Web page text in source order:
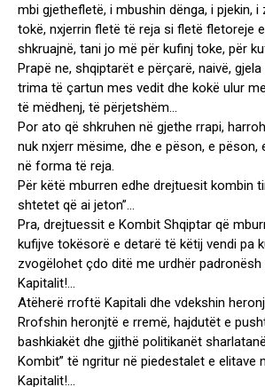
mbi gjethefletë, i mbushin dënga, i pjekin, i
tokë, nxjerrin fletë të reja si fletë fletoreje
shkruajnë, tani jo më për kufinj toke, për
Prapë ne, shqiptarët e përçarë, naivë,
trima të çartun mes vedit dhe kokë ulur
të mëdhenj, të përjetshëm…
Por ato që shkruhen në gjethe rrapi,
nuk nxjerr mësime, dhe e pëson, e pëson,
në forma të reja.
Për këtë mburren edhe drejtuesit kombin
shtetet që ai jeton”…
Pra, drejtuessit e Kombit Shqiptar që
kufijve tokësorë e detarë të këtij vendi pa
zvogëlohet çdo ditë me urdhër
Kapitalit!…
Atëherë rroftë Kapitali dhe vdekshin
Rrofshin heronjtë e rremë, hajdutët e
bashkiakët dhe gjithë politikanët
Kombit” të ngritur në piedestalet e elitave
Kapitalit!…